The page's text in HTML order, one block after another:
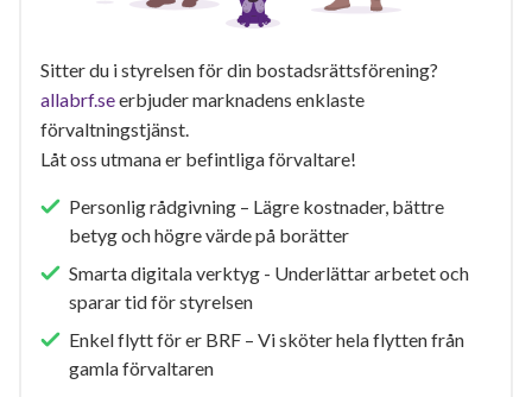
Sitter du i styrelsen för din bostadsrättsförening?
allabrf.seerbjuder marknadens enklaste
förvaltningstjänst.
Låt oss utmana er befintliga förvaltare!
Personlig rådgivning – Lägre kostnader, bättre
betyg och högre värde på borätter
Smarta digitala verktyg - Underlättar arbetet och
sparar tid för styrelsen
Enkel flytt för er BRF – Vi sköter hela flytten från
gamla förvaltaren